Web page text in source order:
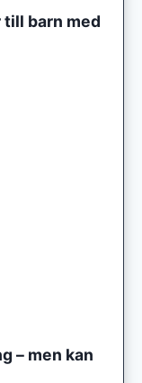
barn med
– men kan